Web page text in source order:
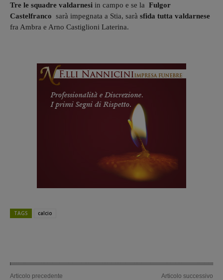
Tre le squadre valdarnesi in campo e se la Fulgor
Castelfranco sarà impegnata a Stia, sarà sfida tutta valdarnese
fra Ambra e Arno Castiglioni Laterina.
TAGS calcio
Articolo precedente
Articolo successivo